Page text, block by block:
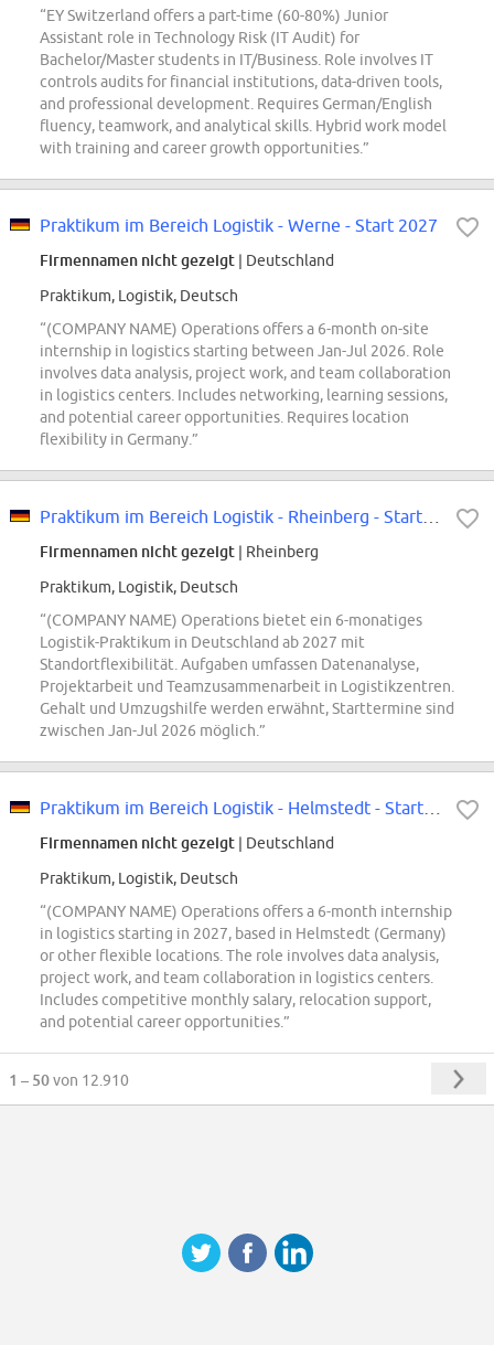
“EY Switzerland offers a part-time (60-80%) Junior
Assistant role in Technology Risk (IT Audit) for
Bachelor/Master students in IT/Business. Role involves IT
controls audits for financial institutions, data-driven tools,
and professional development. Requires German/English
fluency, teamwork, and analytical skills. Hybrid work model
with training and career growth opportunities.”
Praktikum im Bereich Logistik - Werne - Start 2027
Firmennamen nicht gezeigt | Deutschland
Praktikum, Logistik, Deutsch
“(COMPANY NAME) Operations offers a 6-month on-site
internship in logistics starting between Jan-Jul 2026. Role
involves data analysis, project work, and team collaboration
in logistics centers. Includes networking, learning sessions,
and potential career opportunities. Requires location
flexibility in Germany.”
Firmennamen nicht gezeigt | Rheinberg
Praktikum, Logistik, Deutsch
“(COMPANY NAME) Operations bietet ein 6-monatiges
Logistik-Praktikum in Deutschland ab 2027 mit
Standortflexibilität. Aufgaben umfassen Datenanalyse,
Projektarbeit und Teamzusammenarbeit in Logistikzentren.
Gehalt und Umzugshilfe werden erwähnt, Starttermine sind
zwischen Jan-Jul 2026 möglich.”
Firmennamen nicht gezeigt | Deutschland
Praktikum, Logistik, Deutsch
“(COMPANY NAME) Operations offers a 6-month internship
in logistics starting in 2027, based in Helmstedt (Germany)
or other flexible locations. The role involves data analysis,
project work, and team collaboration in logistics centers.
Includes competitive monthly salary, relocation support,
and potential career opportunities.”
1 – 50von 12.910